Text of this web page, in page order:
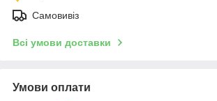
Самовивіз
Всі умови доставки
Умови оплати